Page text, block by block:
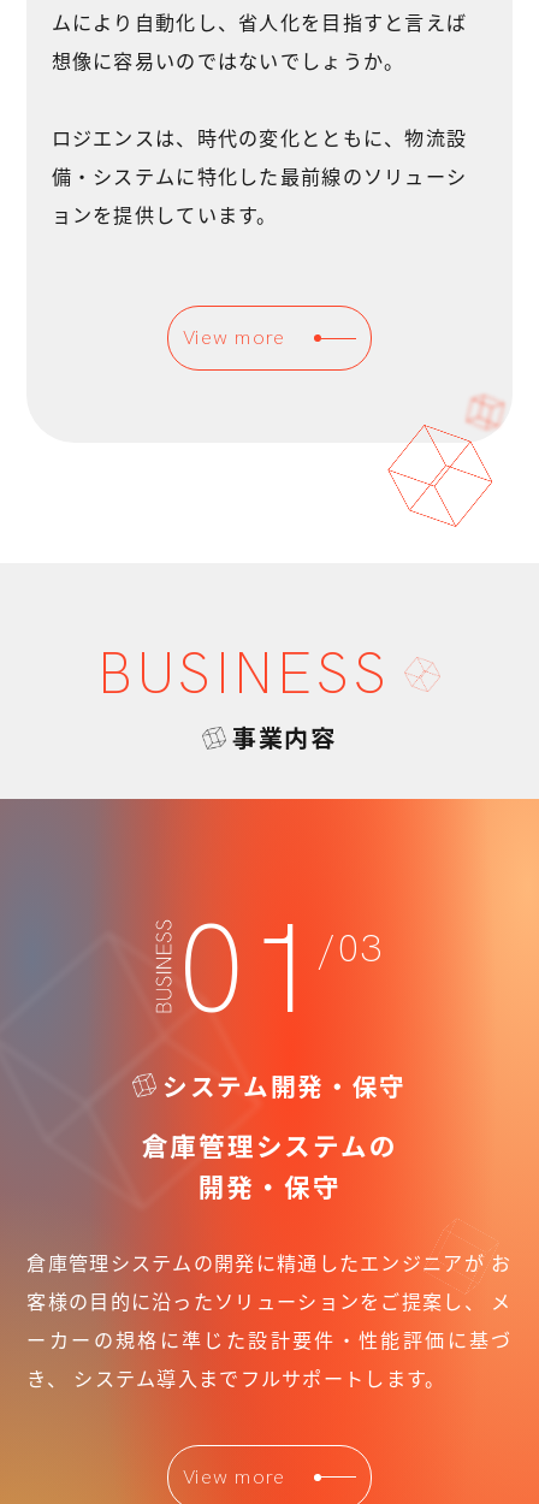
ムにより自動化し、省人化を目指すと言えば
想像に容易いのではないでしょうか。
ロジエンスは、時代の変化とともに、物流設
備・システムに特化した最前線のソリューシ
ョンを提供しています。
View more
BUSINESS
事業内容
01/03
システム開発・保守
倉庫管理システムの
開発・保守
倉庫管理システムの開発に精通したエンジニアがお
客様の目的に沿ったソリューションをご提案し、
メ
ーカーの規格に準じた設計要件・性能評価に基づ
き、
システム導入までフルサポートします。
View more